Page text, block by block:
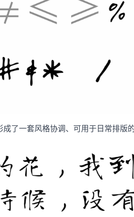
了一套风格协调、可用于日常排版